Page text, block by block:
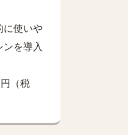
に使いや
を導入
（税